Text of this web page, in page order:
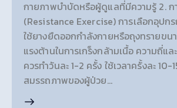
กายภาพบำบัดหรือผู้ดูแลที่มีความรู้ 2. ก
(Resistance Exercise) การเลือกอุปก
ใช้ยางยืดออกกำลังกายหรือถุงทรายขน
แรงต้านในการเกร็งกล้ามเนื้อ ความถี่แล
ควรทำวันละ 1-2 ครั้ง ใช้เวลาครั้งละ 10-
สมรรถภาพของผู้ป่วย…